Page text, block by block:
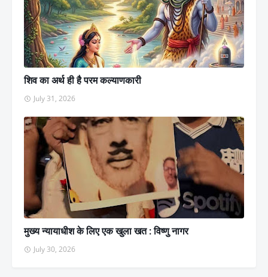
शिव का अर्थ ही है परम कल्याणकारी
July 31, 2026
मुख्य न्यायाधीश के लिए एक खुला खत : विष्णु नागर
July 30, 2026